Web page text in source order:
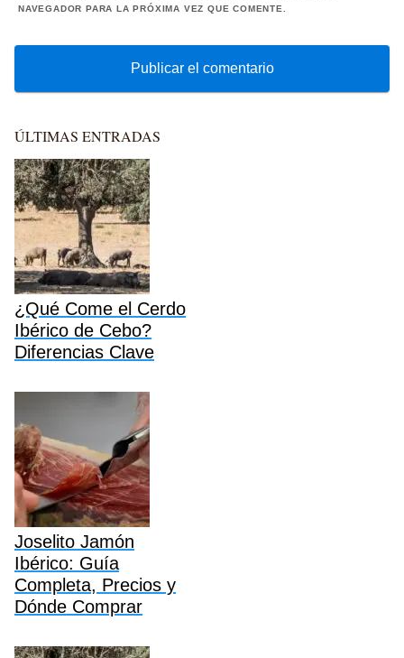
NAVEGADOR PARA LA PRÓXIMA VEZ QUE COMENTE.
ÚLTIMAS ENTRADAS
¿Qué Come el Cerdo
Ibérico de Cebo?
Diferencias Clave
Joselito Jamón
Ibérico: Guía
Completa, Precios y
Dónde Comprar